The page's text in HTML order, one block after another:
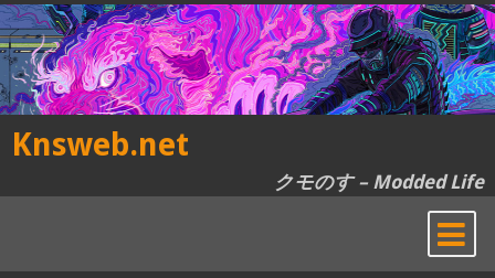
Skip
to
content
Knsweb.net
クモのす – Modded Life